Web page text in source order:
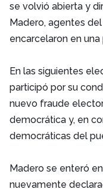
se volvió abierta y
Madero, agentes
encarcelaron en
En las siguientes
participó por su
nuevo fraude
democrática y, en
democráticas del
Madero se enteró
nuevamente